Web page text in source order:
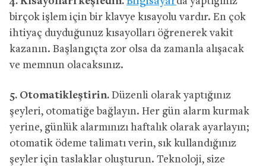
birçok işlem için bir klavye kısayolu vardır. En çok
ihtiyaç duyduğunuz kısayolları öğrenerek vakit
kazanın. Başlangıçta zor olsa da zamanla alışacak
ve memnun olacaksınız.
5. Otomatikleştirin. Düzenli olarak yaptığınız
şeyleri, otomatiğe bağlayın. Her gün alarm kurmak
yerine, günlük alarmınızı haftalık olarak ayarlayın;
otomatik ödeme talimatı verin, sık kullandığınız
şeyler için taslaklar oluşturun. Teknoloji, size